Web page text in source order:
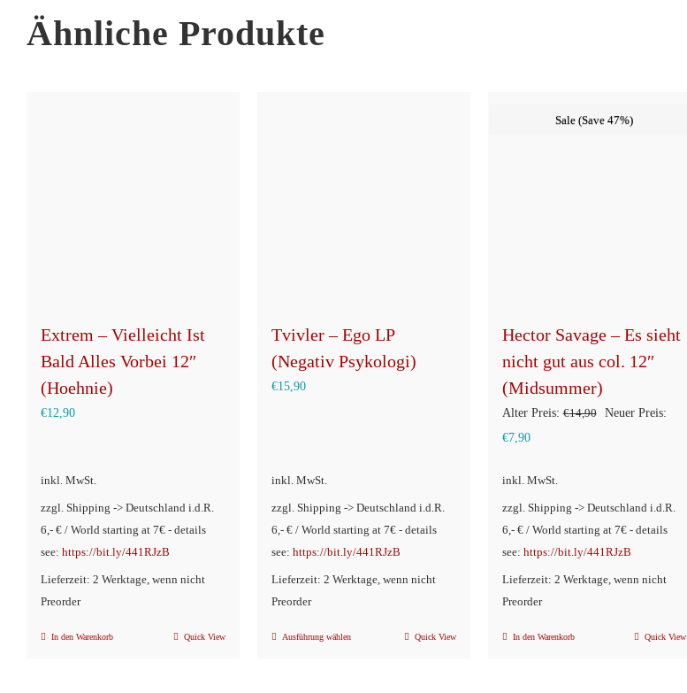
werden
Ähnliche Produkte
Extrem – Vielleicht Ist
Bald Alles Vorbei 12″
(Hoehnie)
€12,90
inkl. MwSt.
zzgl. Shipping -> Deutschland i.d.R.
6,- € / World starting at 7€ - details
see: https://bit.ly/441RJzB
Lieferzeit: 2 Werktage, wenn nicht
Preorder
In den Warenkorb Quick View
Tvivler – Ego LP
(Negativ Psykologi)
€15,90
inkl. MwSt.
zzgl. Shipping -> Deutschland i.d.R.
6,- € / World starting at 7€ - details
see: https://bit.ly/441RJzB
Lieferzeit: 2 Werktage, wenn nicht
Preorder
Ausführung wählenDieses
Quick View
Sale (Save 47%)
Hector Savage – Es sieht
nicht gut aus col. 12″
(Midsummer)
Alter Preis: €14,90
Ursprünglicher
Neuer Preis:
€7,90Aktueller
ist:
€7,90.
inkl. MwSt.
zzgl. Shipping -> Deutschland i.d.R.
6,- € / World starting at 7€ - details
see: https://bit.ly/441RJzB
Lieferzeit: 2 Werktage, wenn nicht
Preorder
In den Warenkorb Quick View